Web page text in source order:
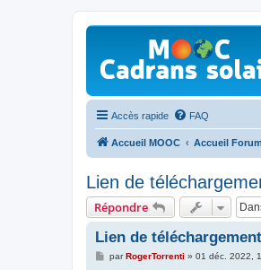
Accès rapide FAQ
Accueil MOOC Accueil Forum
Lien de
Répondre
Lien de
MparRogerTorrenti » 01 déc. 2022,